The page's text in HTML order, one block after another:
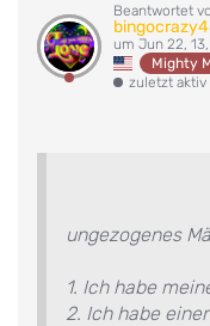
Beantwortet
um Jun 22,
Mighty
zuletzt
ungezogenes
1. Ich habe
2. Ich habe